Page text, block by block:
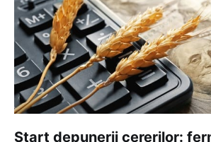
Start depunerii cererilor: